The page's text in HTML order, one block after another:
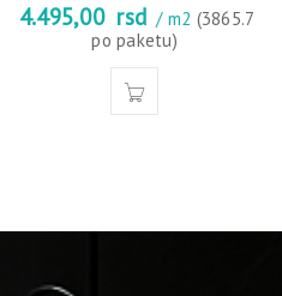
4.495,00 rsd / m2 (3865.7
po paketu)